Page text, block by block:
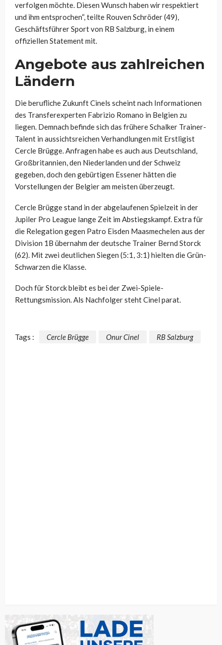
verfolgen möchte. Diesen Wunsch haben wir respektiert
und ihm entsprochen“, teilte Rouven Schröder (49),
Geschäftsführer Sport von RB Salzburg, in einem
offiziellen Statement mit.
Angebote aus zahlreichen
Ländern
Die berufliche Zukunft Cinels scheint nach Informationen
des Transferexperten Fabrizio Romano in Belgien zu
liegen. Demnach befinde sich das frühere Schalker Trainer-
Talent in aussichtsreichen Verhandlungen mit Erstligist
Cercle Brügge. Anfragen habe es auch aus Deutschland,
Großbritannien, den Niederlanden und der Schweiz
gegeben, doch den gebürtigen Essener hätten die
Vorstellungen der Belgier am meisten überzeugt.
Cercle Brügge stand in der abgelaufenen Spielzeit in der
Jupiler Pro League lange Zeit im Abstiegskampf. Extra für
die Relegation gegen Patro Eisden Maasmechelen aus der
Division 1B übernahm der deutsche Trainer Bernd Storck
(62). Mit zwei deutlichen Siegen (5:1, 3:1) hielten die Grün-
Schwarzen die Klasse.
Doch für Storck bleibt es bei der Zwei-Spiele-
Rettungsmission. Als Nachfolger steht Cinel parat.
Tags : Cercle Brügge Onur Cinel RB Salzburg